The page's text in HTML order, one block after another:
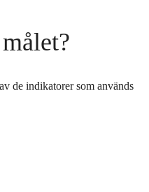
de indikatorer som används